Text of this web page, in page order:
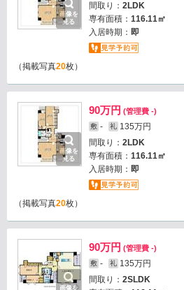
画像を
見る
間取り： 2LDK
専有面積： 116.11㎡
入居時期： 即
（掲載写真20枚）
画像を
見る
90万円 (管理費 -)
敷 - 礼 135万円
間取り： 2LDK
専有面積： 116.11㎡
入居時期： 即
（掲載写真20枚）
画像を
90万円 (管理費 -)
敷 - 礼 135万円
間取り： 2SLDK